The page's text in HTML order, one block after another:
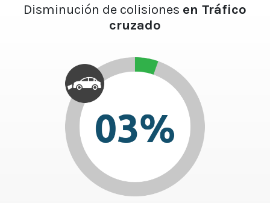
Disminución de colisiones en Tráfico
cruzado